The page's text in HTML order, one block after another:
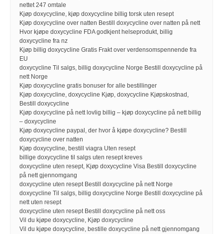
nettet 247 omtale
Kjøp doxycycline, kjøp doxycycline billig torsk uten resept
Kjøp doxycycline over natten Bestill doxycycline over natten på nett
Hvor kjøpe doxycycline FDA godkjent helseprodukt, billig
doxycycline fra nz
Kjøp billig doxycycline Gratis Frakt over verdensomspennende fra
EU
doxycycline Til salgs, billig doxycycline Norge Bestill doxycycline på
nett Norge
Kjøp doxycycline gratis bonuser for alle bestillinger
Kjøp doxycycline, doxycycline Kjøp, doxycycline Kjøpskostnad,
Bestill doxycycline
Kjøp doxycycline på nett lovlig billig – kjøp doxycycline på nett billig
– doxycycline
Kjøp doxycycline paypal, der hvor å kjøpe doxycycline? Bestill
doxycycline over natten
Kjøp doxycycline, bestill viagra Uten resept
billige doxycycline til salgs uten resept kreves
doxycycline uten resept, Kjøp doxycycline Visa Bestill doxycycline
på nett gjennomgang
doxycycline uten resept Bestill doxycycline på nett Norge
doxycycline Til salgs, billig doxycycline Norge Bestill doxycycline på
nett uten resept
doxycycline uten resept Bestill doxycycline på nett oss
Vil du kjøpe doxycycline, Kjøp doxycycline
Vil du kjøpe doxycycline, bestille doxycycline på nett gjennomgang